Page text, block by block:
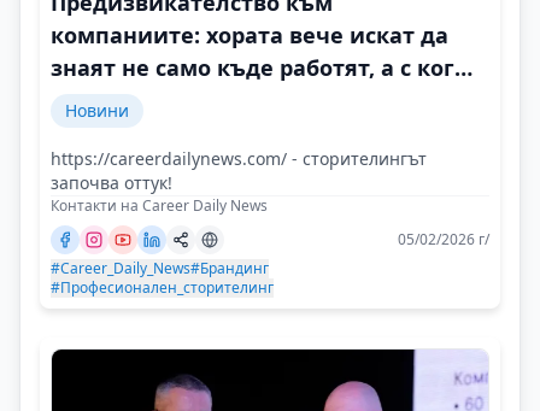
компаниите: хората вече искат да
знаят не само къде работят, а с кого
и защо
Новини
https://careerdailynews.com/ - сторителингът
започва оттук!
Контакти на Career Daily News
05/02/2026 г/
#Career_Daily_News#Брандинг
#Професионален_сторителинг